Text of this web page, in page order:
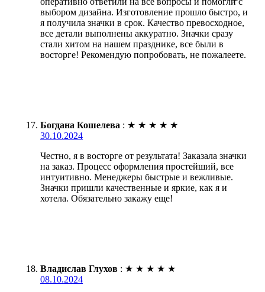
выбором дизайна. Изготовление прошло быстро, и
я получила значки в срок. Качество превосходное,
все детали выполнены аккуратно. Значки сразу
стали хитом на нашем празднике, все были в
восторге! Рекомендую попробовать, не пожалеете.
Богдана Кошелева : ★ ★ ★ ★ ★
30.10.2024
Честно, я в восторге от результата! Заказала значки
на заказ. Процесс оформления простейший, все
интуитивно. Менеджеры быстрые и вежливые.
Значки пришли качественные и яркие, как я и
хотела. Обязательно закажу еще!
Владислав Глухов : ★ ★ ★ ★ ★
08.10.2024